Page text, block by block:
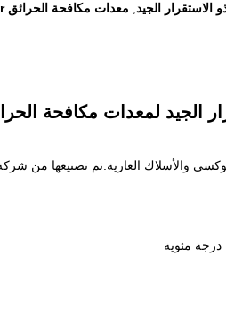
, معدات مكافحة الحرائق NTC Chip Thermistor